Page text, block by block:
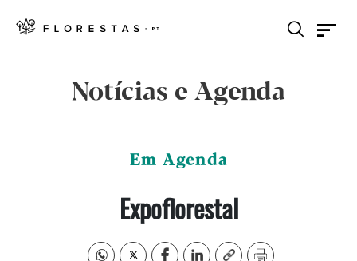
Notícias e Agenda
Em Agenda
Expoflorestal